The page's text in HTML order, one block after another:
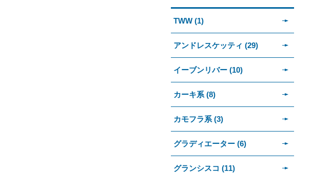
TWW (1)
アンドレスケッティ (29)
イーブンリバー (10)
カーキ系 (8)
カモフラ系 (3)
グラディエーター (6)
グランシスコ (11)